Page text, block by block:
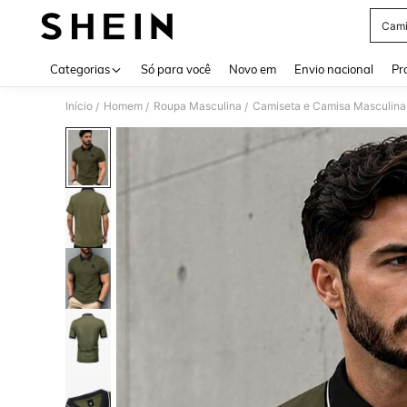
Categorias Só para você Novo em Envio nacional
Início / Homem / Roupa Masculina / Camiseta e Camisa Masculina